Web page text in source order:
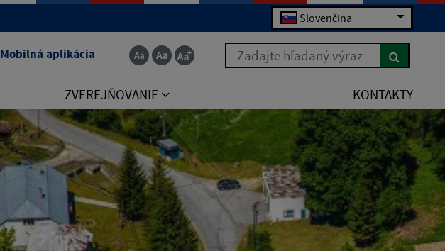
Slovenčina
Mobilná aplikácia Zadajte hľadaný výraz
ZVEREJŇOVANIE KONTAKTY